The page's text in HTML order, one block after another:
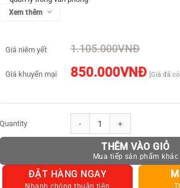
Đi kèm 4 cổng USB giúp bạn kết nối một bộ phím
Hỗ trợ độ phân giải tối đa lên đến 4K@30Hz tương
Bộ chuyển đổi hỗ trợ cả âm thanh và hình ảnh
Xem thêm
Giá niêm yết 1.105.000VNĐ
Giá khuyến mại 850.000VNĐ [Giá đã có
Bộ gộp HDMI KVM UGREEN CM200 – Gộp 2
THÊM VÀO GIỎ
ĐẶT HÀNG NGAY
Nhanh chóng thuận tiện